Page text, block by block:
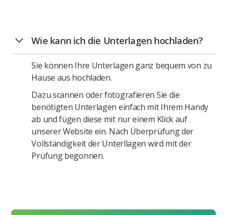
Wie kann ich die Unterlagen hochladen?
Sie können Ihre Unterlagen ganz bequem von zu
Hause aus hochladen.
Dazu scannen oder fotografieren Sie die
benötigten Unterlagen einfach mit Ihrem Handy
ab und fügen diese mit nur einem Klick auf
unserer Website ein. Nach Überprüfung der
Vollständigkeit der Unterllagen wird mit der
Prüfung begonnen.